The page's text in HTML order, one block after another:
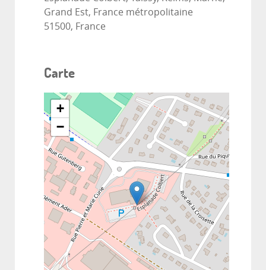
Grand Est, France métropolitaine
51500, France
Carte
+
−